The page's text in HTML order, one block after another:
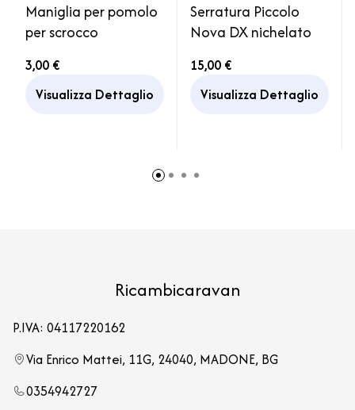
Maniglia per pomolo
per scrocco
3,00 €
Visualizza Dettaglio
Serratura Piccolo
Nova DX nichelato
15,00 €
Visualizza Dettaglio
Ricambicaravan
P.IVA: 04117220162
Via Enrico Mattei, 11G, 24040, MADONE, BG
0354942727